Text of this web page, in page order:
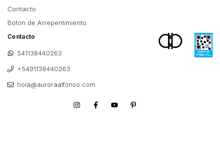
Contacto
Boton de Arrepentimiento
Contacto
541138440263
+5491138440263
hola@auroraalfonso.com